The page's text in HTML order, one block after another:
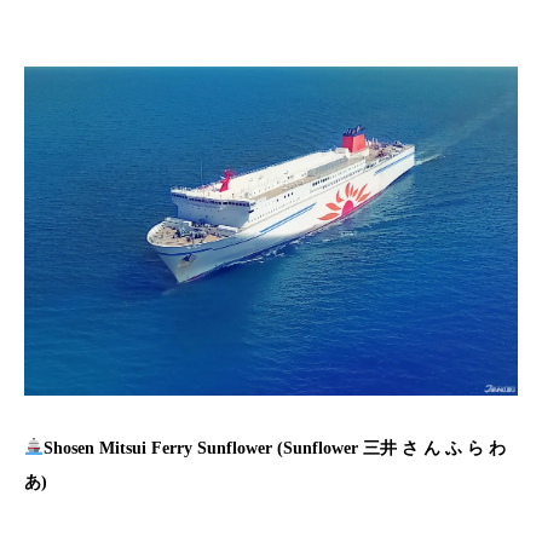
Shosen Mitsui Ferry Sunflower (Sunflower 三井 さ ん ふ ら わ
あ)